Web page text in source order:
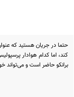
حتما در جریان هستید که
کند، اما کدام هوادار
برانکو حاضر است و می‌تواند